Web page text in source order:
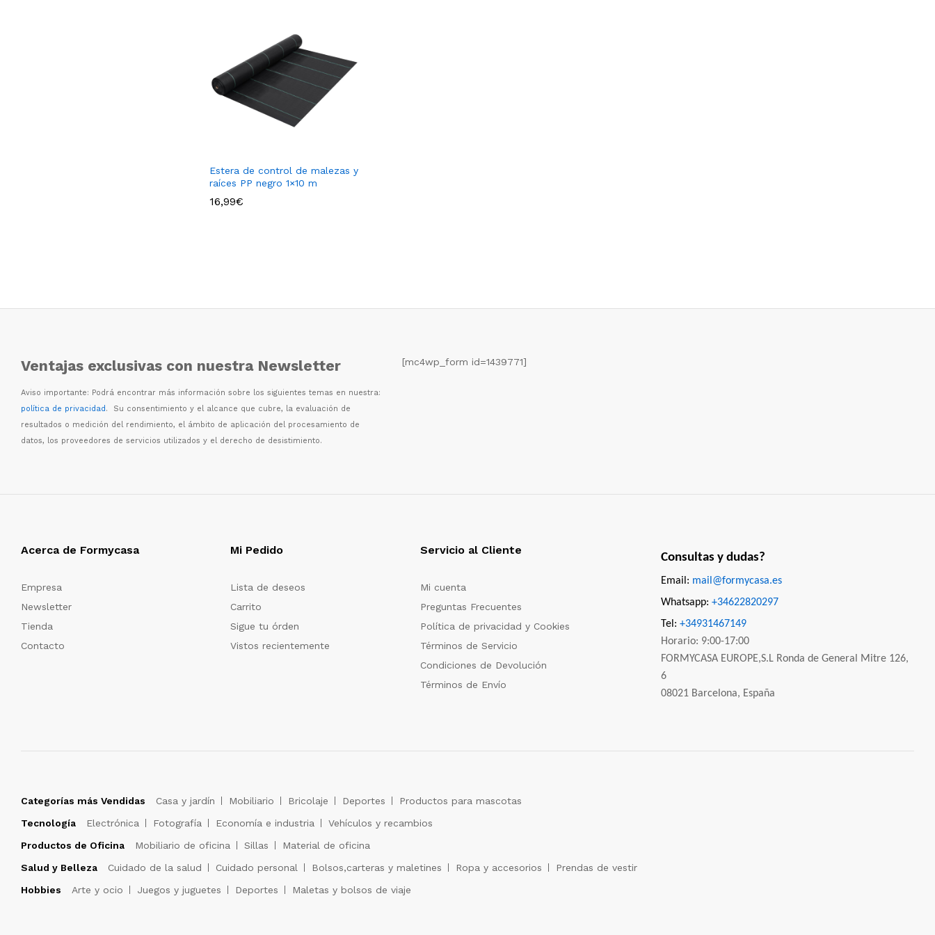
Estera de control de malezas y
raíces PP negro 1×10 m
16,99€
Ventajas exclusivas con nuestra Newsletter
Aviso importante: Podrá encontrar más información sobre los siguientes temas en nuestra:
política de privacidad. Su consentimiento y el alcance que cubre, la evaluación de
resultados o medición del rendimiento, el ámbito de aplicación del procesamiento de
datos, los proveedores de servicios utilizados y el derecho de desistimiento.
[mc4wp_form id=1439771]
Acerca de Formycasa
Empresa
Newsletter
Tienda
Contacto
Mi Pedido
Lista de deseos
Carrito
Sigue tu órden
Vistos recientemente
Servicio al Cliente
Mi cuenta
Preguntas Frecuentes
Política de privacidad y Cookies
Términos de Servicio
Condiciones de Devolución
Términos de Envío
Consultas y dudas?
Email: mail@formycasa.es
Whatsapp: +34622820297
Tel: +34931467149
Horario: 9:00-17:00
FORMYCASA EUROPE,S.L Ronda de General Mitre 126,
6
08021 Barcelona, España
Categorías más Vendidas Casa y jardín Mobiliario Bricolaje Deportes
Productos para mascotas
Tecnología
Electrónica Fotografía Economía e industria
Vehículos y recambios
Productos de Oficina
Mobiliario de oficina Sillas
Material de oficina
Salud y Belleza
Cuidado de la salud Cuidado personal Bolsos,carteras y maletines Ropa y accesorios
Prendas de vestir
Hobbies
Arte y ocio Juegos y juguetes Deportes Maletas y bolsos de viaje